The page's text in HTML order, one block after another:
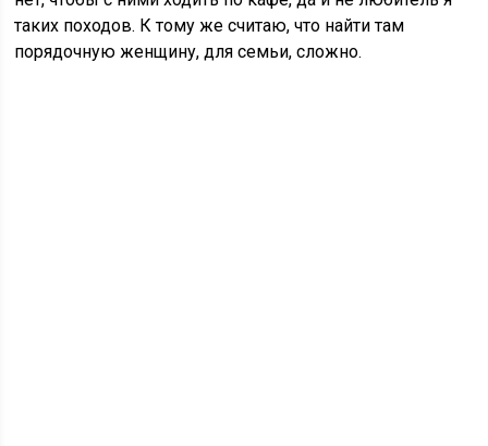
таких походов. К тому же считаю, что найти там
порядочную женщину, для семьи, сложно.